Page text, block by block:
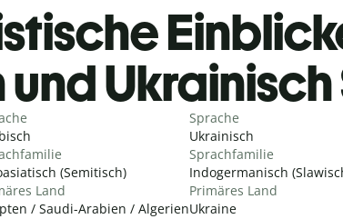
(Semitisch)
Land
/ Saudi-Arabien / Algerien
Sprache
Ukrainisch
Sprachfamilie
Indogermanisch
Primäres Land
Ukraine